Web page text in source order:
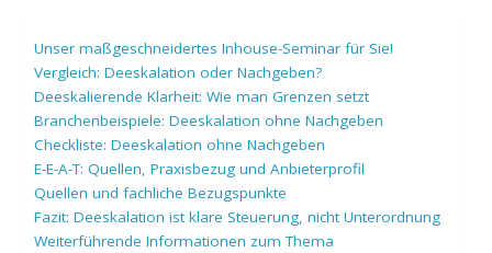
Unser maßgeschneidertes Inhouse-Seminar für Sie!
Vergleich: Deeskalation oder Nachgeben?
Deeskalierende Klarheit: Wie man Grenzen setzt
Branchenbeispiele: Deeskalation ohne Nachgeben
Checkliste: Deeskalation ohne Nachgeben
E-E-A-T: Quellen, Praxisbezug und Anbieterprofil
Quellen und fachliche Bezugspunkte
Fazit: Deeskalation ist klare Steuerung, nicht Unterordnung
Weiterführende Informationen zum Thema